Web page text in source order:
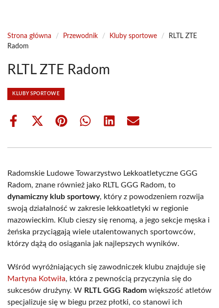
Strona główna / Przewodnik / Kluby sportowe /
RLTL ZTE
Radom
RLTL ZTE Radom
KLUBY SPORTOWE
Share
Share
(Twitter)
Share Share Share Share
Radomskie Ludowe Towarzystwo Lekkoatletyczne GGG
Radom, znane również jako RLTL GGG Radom, to
dynamiczny klub sportowy, który z powodzeniem rozwija
swoją działalność w zakresie lekkoatletyki w regionie
mazowieckim. Klub cieszy się renomą, a jego sekcje męska i
żeńska przyciągają wiele utalentowanych sportowców,
którzy dążą do osiągania jak najlepszych wyników.
Wśród wyróżniających się zawodniczek klubu znajduje się
Martyna Kotwiła, która z pewnością przyczynia się do
sukcesów drużyny. W RLTL GGG Radom większość atletów
specjalizuje się w biegu przez płotki, co stanowi ich